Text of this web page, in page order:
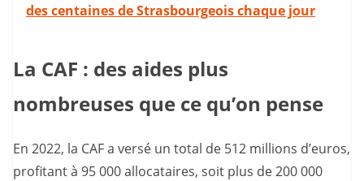
des centaines de Strasbourgeois chaque jour
La CAF : des aides plus
nombreuses que ce qu’on pense
En 2022, la CAF a versé un total de 512 millions d’euros,
profitant à 95 000 allocataires, soit plus de 200 000